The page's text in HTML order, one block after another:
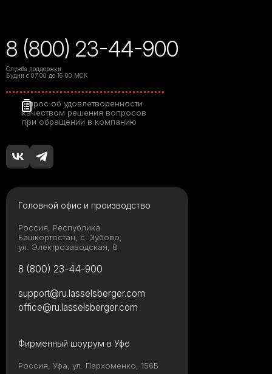
8 (800) 23-44-900
Служба поддержки
Будни с 07:00 до 16:00 МСК
Опрос об удовлетворенности
качеством решения вопросов
при обращении в компанию
Головной офис и производство
Россия, Республика
Башкортостан, с. Зубово,
ул. Электрозаводская, 8
8 (800) 23-44-900
Фирменный шоурум в Уфе
Россия, Уфа, ул. Пархоменко, 156Б
support@ru.lasselsberger.com
office@ru.lasselsberger.com